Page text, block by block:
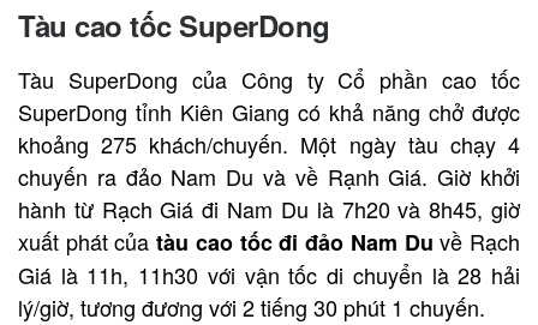
Tàu cao tốc SuperDong
Tàu SuperDong của Công ty Cổ phần cao tốc
SuperDong tỉnh Kiên Giang có khả năng chở được
khoảng 275 khách/chuyến. Một ngày tàu chạy 4
chuyến ra đảo Nam Du và về Rạnh Giá. Giờ khởi
hành từ Rạch Giá đi Nam Du là 7h20 và 8h45, giờ
xuất phát củatàu cao tốc đi đảo Nam Du về Rạch
Giá là 11h, 11h30 với vận tốc di chuyển là 28 hải
lý/giờ, tương đương với 2 tiếng 30 phút 1 chuyến.